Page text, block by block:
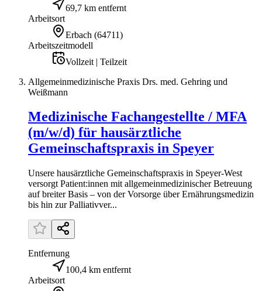
69,7 km entfernt
Arbeitsort
Erbach (64711)
Arbeitszeitmodell
Vollzeit | Teilzeit
Allgemeinmedizinische Praxis Drs. med. Gehring und
Weißmann
Medizinische Fachangestellte / MFA
(m/w/d) für hausärztliche
Gemeinschaftspraxis in Speyer
Unsere hausärztliche Gemeinschaftspraxis in Speyer-West
versorgt Patient:innen mit allgemeinmedizinischer Betreuung
auf breiter Basis – von der Vorsorge über Ernährungsmedizin
bis hin zur Palliativver...
Entfernung
100,4 km entfernt
Arbeitsort